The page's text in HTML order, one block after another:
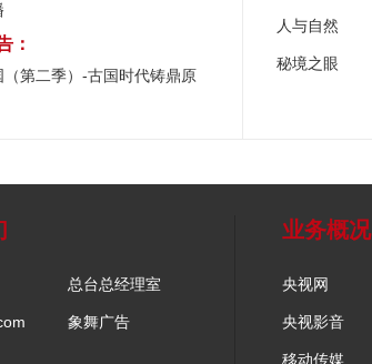
：
（第二季）-古国时代铸鼎原
人与自然
秘境之眼
总台总经理室
象舞广告
业务概况
央视网
央视影音
移动传媒